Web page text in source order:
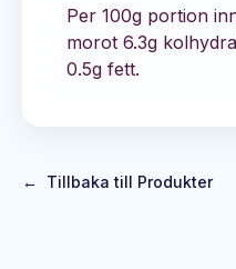
Per 100g portion
morot 6.3g
0.5g fett.
← Tillbaka till Produkter